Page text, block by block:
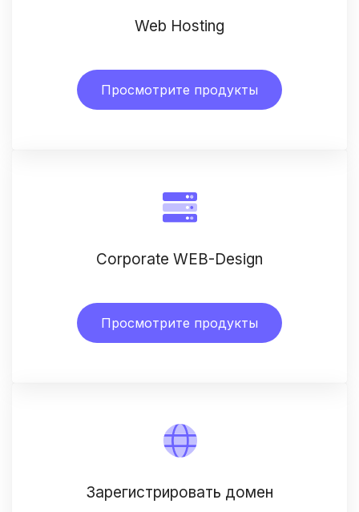
Web Hosting
Просмотрите продукты
Corporate WEB-Design
Просмотрите продукты
Зарегистрировать домен